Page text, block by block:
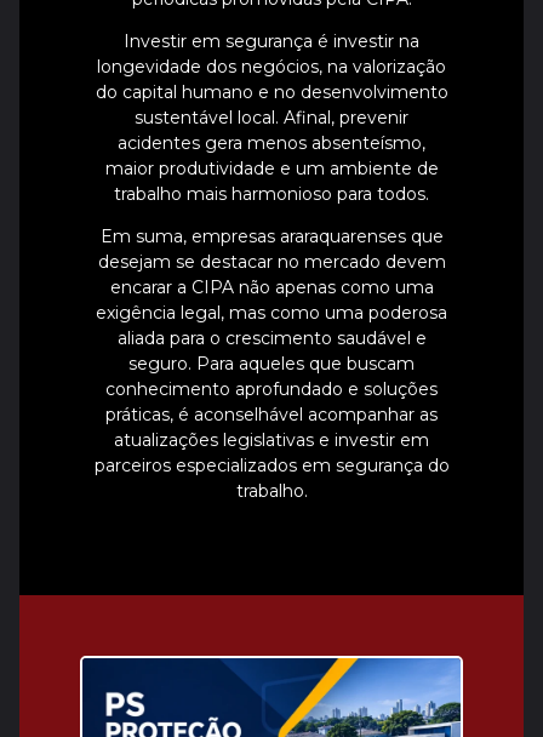
Investir em segurança é investir na
longevidade dos negócios, na valorização
do capital humano e no desenvolvimento
sustentável local. Afinal, prevenir
acidentes gera menos absenteísmo,
maior produtividade e um ambiente de
trabalho mais harmonioso para todos.
Em suma, empresas araraquarenses que
desejam se destacar no mercado devem
encarar a CIPA não apenas como uma
exigência legal, mas como uma poderosa
aliada para o crescimento saudável e
seguro. Para aqueles que buscam
conhecimento aprofundado e soluções
práticas, é aconselhável acompanhar as
atualizações legislativas e investir em
parceiros especializados em segurança do
trabalho.